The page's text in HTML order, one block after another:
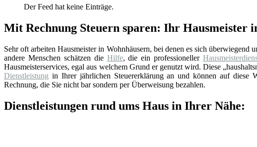
Der Feed hat keine Einträge.
Mit Rechnung Steuern sparen: Ihr Hausmeister
Sehr oft arbeiten Hausmeister in Wohnhäusern, bei denen es sich
andere Menschen schätzen die Hilfe, die ein professioneller
Hausmeisterservices, egal aus welchem Grund er genutzt wird. Diese
Dienstleistung in Ihrer jährlichen Steuererklärung an und können auf diese
Rechnung, die Sie nicht bar sondern per Überweisung bezahlen.
Dienstleistungen rund ums Haus in Ihrer Nähe: